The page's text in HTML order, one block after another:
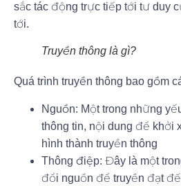
sắc tác động trực tiếp tới tư duy
tới.
Truyền thông là gì?
Quá trình truyền thông bao gồm c
Nguồn: Một trong những
thông tin, nội dung để khởi
hình thành truyền thông
Thông điệp: Đây là một
đổi nguồn để truyền đạt